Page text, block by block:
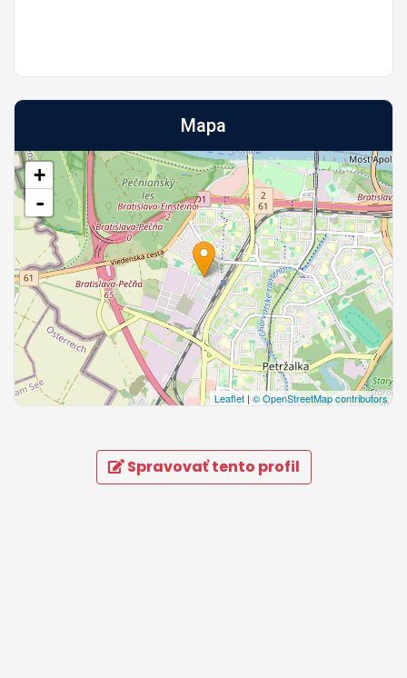
Mapa
+
-
Leaflet|© OpenStreetMap contributors
Spravovať tento profil